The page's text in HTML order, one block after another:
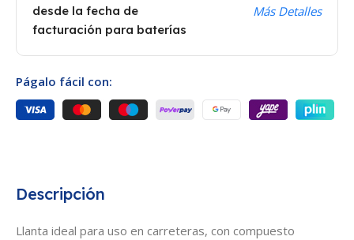
Descripción
Llanta ideal para uso en carreteras, con compuesto
desde la fecha de
facturación para baterías
Más Detalles
Págalo fácil con: